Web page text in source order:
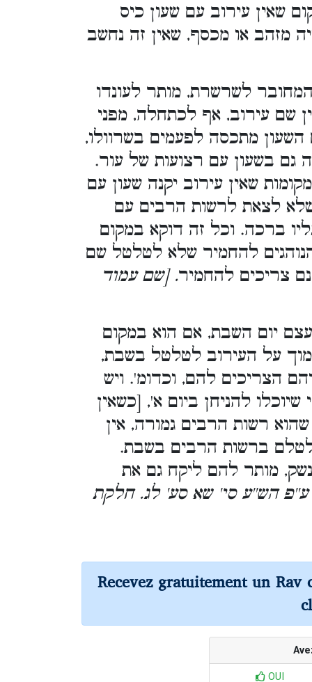
שאין עירוב עם שעון כיס
מזהב או מכסף, שאין זה נחשב
לשרשרת, מותר לעונדו
שם עירוב, אף לכתחלה, מפני
מתכסה לפעמים בשרוולו,
גם בשעון עם רצועות של עור.
שאין עירוב יקנה שעון עם
לצאת לרשות הרבים עם
ברכה. וכל זה דוקא במקום
להחמיר שלא לטלטל שם
צריכים להחמיר. [שם עמוד
יום השבת, אם הוא במקום
על העירוב לטלטל בשבת,
הצריכים להם, וכדומ'. ויש
להניחן ביום א', [כשאין
רשות הרבים גמורה, אין
ברשות הרבים בשבת.
מותר להם ליקח גם את
הש''ע סי' שא סע' לג. חלקת
Recevez gratuitement un Rav
OUI